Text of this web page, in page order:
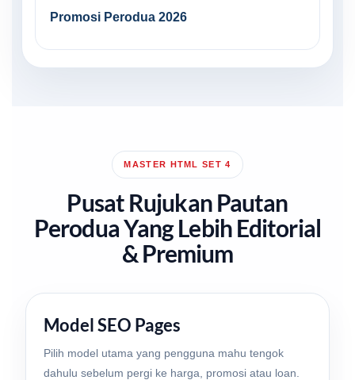
Promosi Perodua 2026
MASTER HTML SET 4
Pusat Rujukan Pautan
Perodua Yang Lebih Editorial
& Premium
Model SEO Pages
Pilih model utama yang pengguna mahu tengok
dahulu sebelum pergi ke harga, promosi atau loan.